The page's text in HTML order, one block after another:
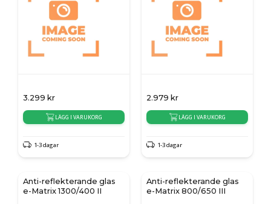
3.299 kr
LÄGG I VARUKORG
1-3 dagar
2.979 kr
LÄGG I VARUKORG
1-3 dagar
Anti-reflekterande glas
e-Matrix 1300/400 II
Anti-reflekterande glas
e-Matrix 800/650 III